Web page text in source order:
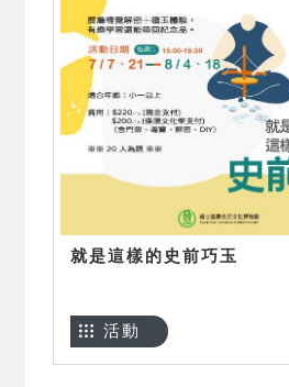
就是這樣的史前巧玉
活動